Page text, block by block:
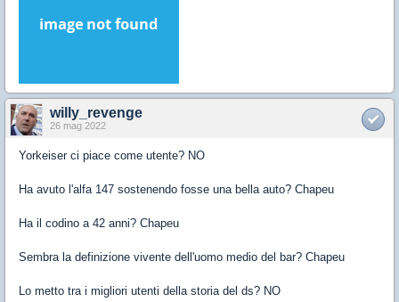
willy_revenge
26 mag 2022
Yorkeiser ci piace come utente? NO
Ha avuto l'alfa 147 sostenendo fosse una bella auto? Chapeu
Ha il codino a 42 anni? Chapeu
Sembra la definizione vivente dell'uomo medio del bar? Chapeu
Lo metto tra i migliori utenti della storia del ds? NO